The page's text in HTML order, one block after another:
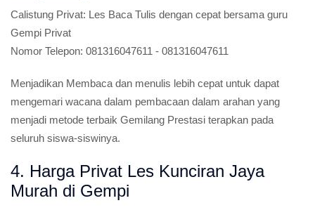
Calistung Privat: Les Baca Tulis dengan cepat bersama guru
Gempi Privat
Nomor Telepon: 081316047611 - 081316047611
Menjadikan Membaca dan menulis lebih cepat untuk dapat
mengemari wacana dalam pembacaan dalam arahan yang
menjadi metode terbaik Gemilang Prestasi terapkan pada
seluruh siswa-siswinya.
4. Harga Privat Les Kunciran Jaya
Murah di Gempi